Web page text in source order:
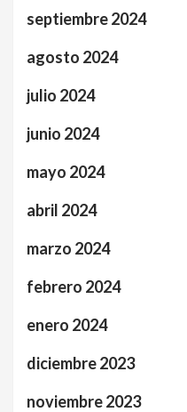
septiembre 2024
agosto 2024
julio 2024
junio 2024
mayo 2024
abril 2024
marzo 2024
febrero 2024
enero 2024
diciembre 2023
noviembre 2023